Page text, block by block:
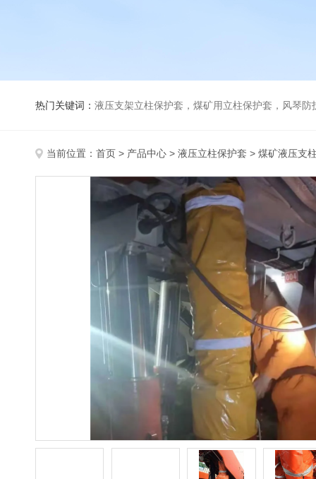
热门关键词： 液压支架立柱保护套，煤矿用立柱保护套，风琴
当前位置： 首页 > 产品中心 > 液压立柱保护套 > 煤矿液压支